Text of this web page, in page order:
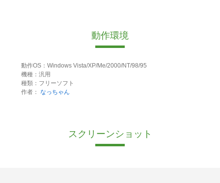
動作環境
動作OS：Windows Vista/XP/Me/2000/NT/98/95
機種：汎用
種類：フリーソフト
作者： なっちゃん
スクリーンショット